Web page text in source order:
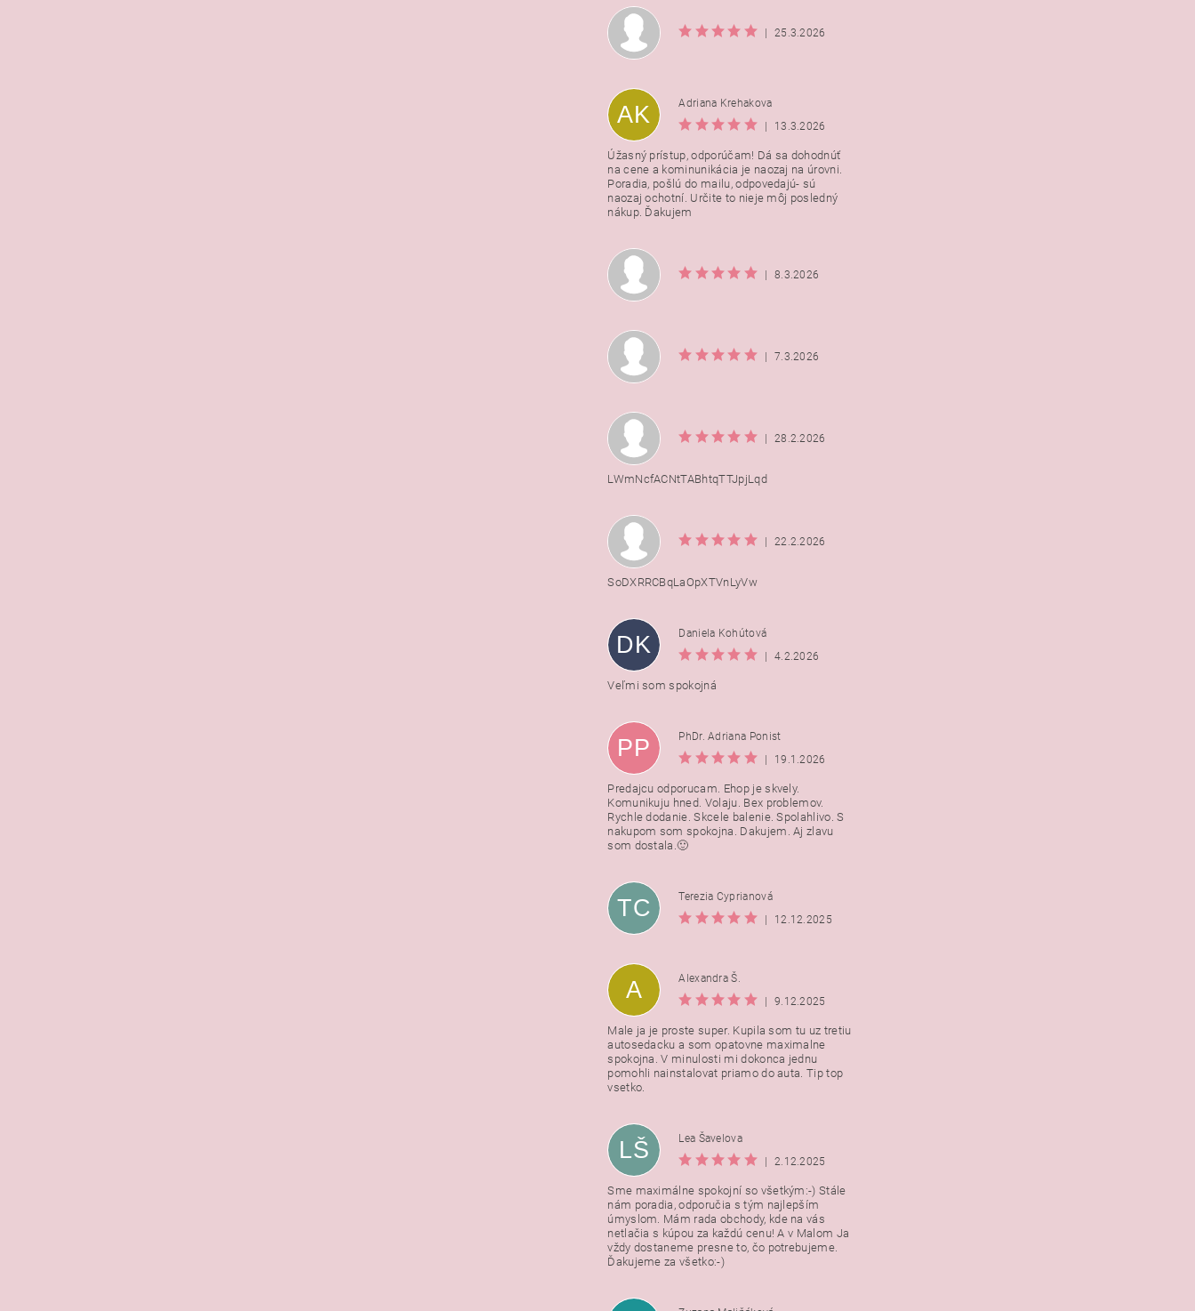
25.3.2026
AK
Adriana Krehakova
13.3.2026
Úžasný prístup, odporúčam! Dá sa dohodnúť
na cene a kominunikácia je naozaj na úrovni.
Poradia, pošlú do mailu, odpovedajú- sú
naozaj ochotní. Určite to nieje môj posledný
nákup. Ďakujem
8.3.2026
7.3.2026
28.2.2026
LWmNcfACNtTABhtqTTJpjLqd
22.2.2026
SoDXRRCBqLaOpXTVnLyVw
DK
Daniela Kohútová
4.2.2026
Veľmi som spokojná
PP
PhDr. Adriana Ponist
19.1.2026
Predajcu odporucam. Ehop je skvely.
Komunikuju hned. Volaju. Bex problemov.
Rychle dodanie. Skcele balenie. Spolahlivo. S
nakupom som spokojna. Dakujem. Aj zlavu
som dostala.🙂
TC
Terezia Cyprianová
12.12.2025
A
Alexandra Š.
9.12.2025
Male ja je proste super. Kupila som tu uz tretiu
autosedacku a som opatovne maximalne
spokojna. V minulosti mi dokonca jednu
pomohli nainstalovat priamo do auta. Tip top
vsetko.
LŠ
Lea Šavelova
2.12.2025
Sme maximálne spokojní so všetkým:-) Stále
nám poradia, odporučia s tým najlepším
úmyslom. Mám rada obchody, kde na vás
netlačia s kúpou za každú cenu! A v Malom Ja
vždy dostaneme presne to, čo potrebujeme.
Ďakujeme za všetko:-)